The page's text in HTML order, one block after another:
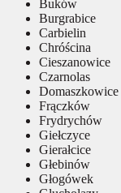
Buków
Burgrabice
Carbielin
Chróścina
Cieszanowice
Czarnolas
Domaszkowice
Frączków
Frydrychów
Giełczyce
Gierałcice
Głebinów
Głogówek